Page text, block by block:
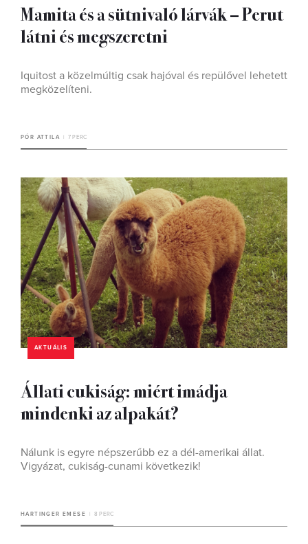
Mamita és a sütnivaló lárvák – Perut
látni és megszeretni
Iquitost a közelmúltig csak hajóval és repülővel lehetett
megközelíteni.
PÓR ATTILA 7 PERC
AKTUÁLIS
Állati cukiság: miért imádja
mindenki az alpakát?
Nálunk is egyre népszerűbb ez a dél-amerikai állat.
Vigyázat, cukiság-cunami következik!
HARTINGER EMESE 8 PERC